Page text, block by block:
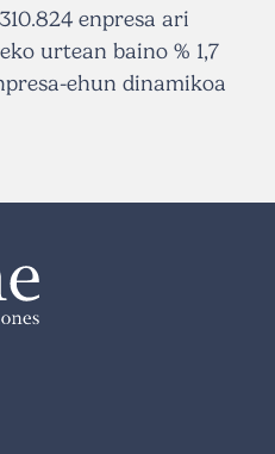
enpresa ari
urtean baino % 1,7
ehun dinamikoa